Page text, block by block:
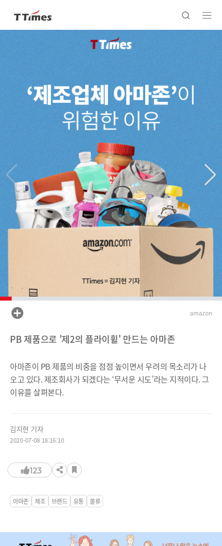
amazon
PB 제품으로 '제2의 플라이휠' 만드는 아마존
아마존이 PB 제품의 비중을 점점 높이면서 우려의 목소리가 나
오고 있다. 제조회사가 되겠다는 ‘무서운 시도’라는 지적이다. 그
이유를 살펴본다.
김지현 기자
2020-07-08 18:16:10
123
아마존 제조 브랜드 유통 물류